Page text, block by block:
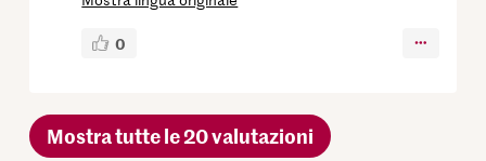
0
Mostra tutte le 20 valutazioni